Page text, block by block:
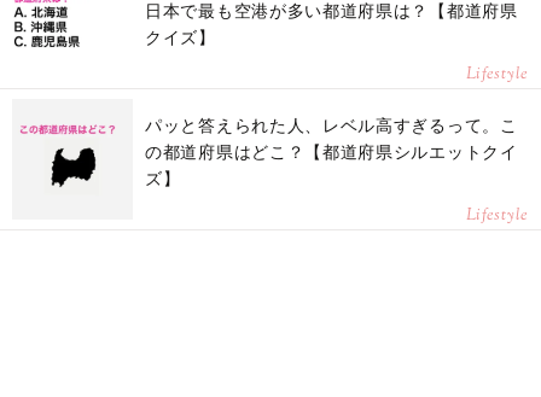
日本で最も空港が多い都道府県は？【都道府県
クイズ】
Lifestyle
パッと答えられた人、レベル高すぎるって。こ
の都道府県はどこ？【都道府県シルエットクイ
ズ】
Lifestyle